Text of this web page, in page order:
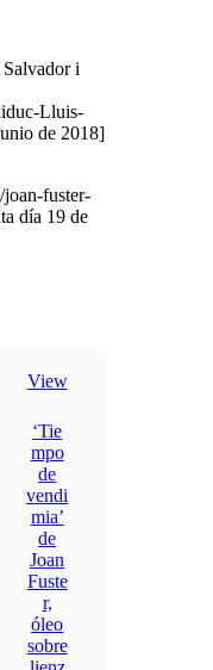
i
Lluis-
de 2018]
fuster-
día 19 de
View
‘Tie
mpo
de
vendi
mia’
de
Joan
Fuste
r,
óleo
sobre